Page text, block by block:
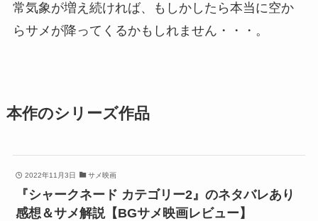
常気象が増え続ければ、もしかしたら本当に空か
らサメが降ってくるかもしれません・・・。
本作のシリーズ作品
2022年11月3日 サメ映画
『シャークネード カテゴリー2』のネタバレあり
感想＆サメ解説【BGサメ映画レビュー】